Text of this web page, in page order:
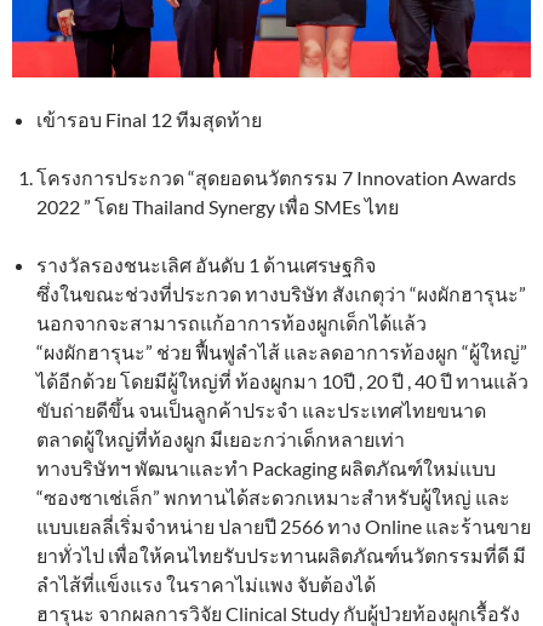
เข้ารอบ Final 12 ทีมสุดท้าย
โครงการประกวด “สุดยอดนวัตกรรม 7 Innovation Awards
2022 ” โดย Thailand Synergy เพื่อ SMEs ไทย
รางวัลรองชนะเลิศ อันดับ 1 ด้านเศรษฐกิจ
ซึ่งในขณะช่วงที่ประกวด ทางบริษัท สังเกตุว่า “ผงผักฮารุนะ”
นอกจากจะสามารถแก้อาการท้องผูกเด็กได้แล้ว
“ผงผักฮารุนะ” ช่วย ฟื้นฟูลำไส้ และลดอาการท้องผูก “ผู้ใหญ่”
ได้อีกด้วย โดยมีผู้ใหญ่ที่ ท้องผูกมา 10ปี , 20 ปี , 40 ปี ทานแล้ว
ขับถ่ายดีขึ้น จนเป็นลูกค้าประจำ และประเทศไทยขนาด
ตลาดผู้ใหญ่ที่ท้องผูก มีเยอะกว่าเด็กหลายเท่า
ทางบริษัทฯ พัฒนาและทำ Packaging ผลิตภัณฑ์ใหม่แบบ
“ซองซาเช่เล็ก” พกทานได้สะดวกเหมาะสำหรับผู้ใหญ่ และ
แบบเยลลี่เริ่มจำหน่าย ปลายปี 2566 ทาง Online และร้านขาย
ยาทั่วไป เพื่อให้คนไทยรับประทานผลิตภัณฑ์นวัตกรรมที่ดี มี
ลำไส้ที่แข็งแรง ในราคาไม่แพง จับต้องได้
ฮารุนะ จากผลการวิจัย Clinical Study กับผู้ป่วยท้องผูกเรื้อรัง